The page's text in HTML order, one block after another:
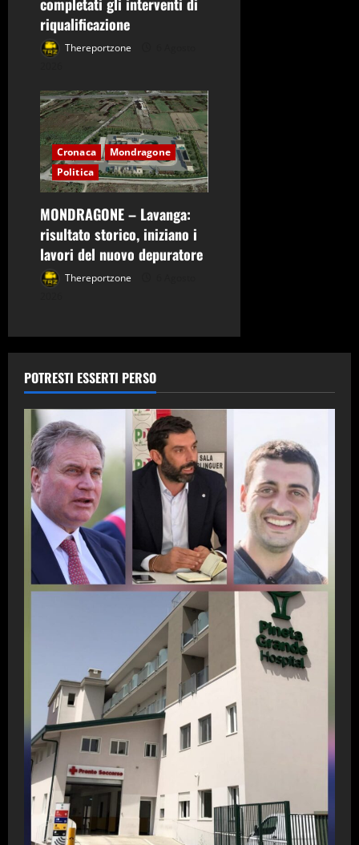
riqualificazione
Thereportzone
Cronaca
Mondragone
Politica
MONDRAGONE – Lavanga:
risultato storico, iniziano i
lavori del nuovo depuratore
Thereportzone
POTRESTI ESSERTI PERSO